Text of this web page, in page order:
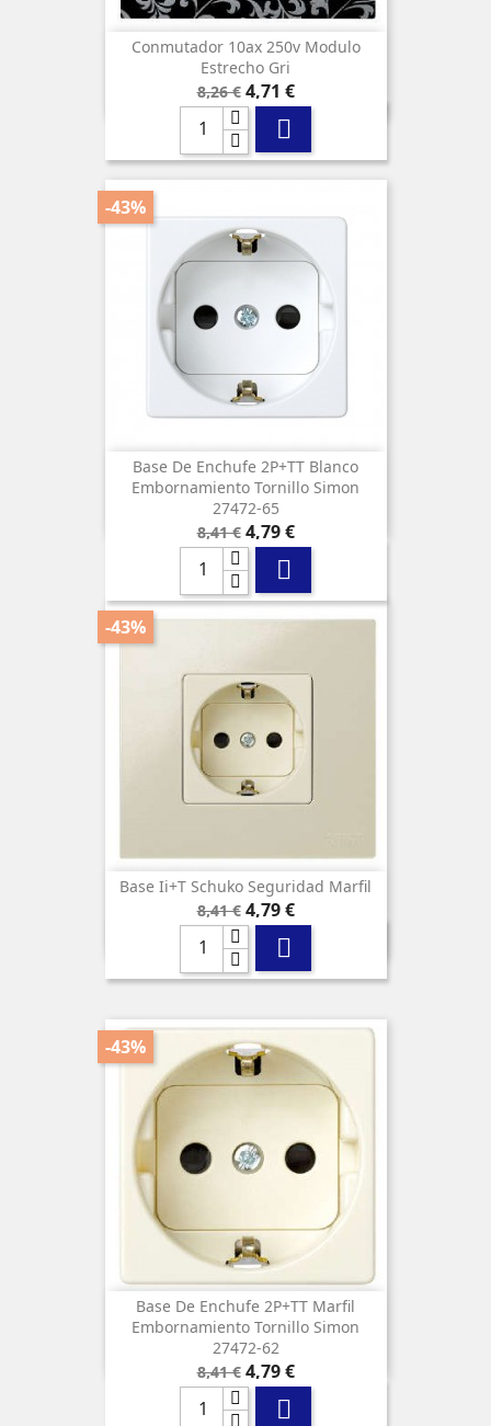
Conmutador 10ax 250v Modulo
Estrecho Gri
Precio
base
8,26 € Precio
4,71 €

Base De Enchufe 2P+TT Blanco
Embornamiento Tornillo Simon
27472-65
Precio
base
8,41 €
-43%
Precio
4,79 €

Base Ii+t Schuko Seguridad Marfil
Precio
base
8,41 €
-43%
Precio
4,79 €

Base De Enchufe 2P+TT Marfil
Embornamiento Tornillo Simon
27472-62
Precio
base
8,41 €
-43%
Precio
4,79 €
